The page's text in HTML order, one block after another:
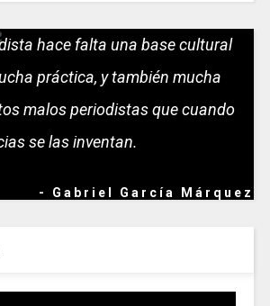
hace falta una base cultural
práctica, y también mucha
malos periodistas que cuando
se las inventan.
- Gabriel García Márquez